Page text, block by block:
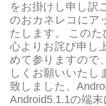
をお掛けし申し訳
のおカネレコにア
たします。 この
心よりお詫び申し
めて参りますので
しくお願いいたし
致しました、
Android5.1.1の端